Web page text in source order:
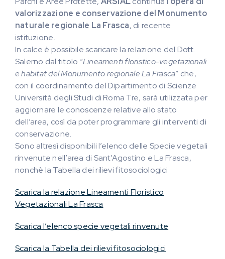
valorizzazione e conservazione del Monumento
naturale regionale La Frasca, di recente
istituzione.
In calce è possibile scaricare la relazione del Dott.
Salerno dal titolo “Lineamenti floristico-vegetazionali
e habitat del Monumento regionale La Frasca” che,
con il coordinamento del Dipartimento di Scienze
Università degli Studi di Roma Tre, sarà utilizzata per
aggiornare le conoscenze relative allo stato
dell’area, così da poter programmare gli interventi di
conservazione.
Sono altresì disponibili l’elenco delle Specie vegetali
rinvenute nell’area di Sant’Agostino e La Frasca,
nonchè la Tabella dei rilievi fitosociologici
Scarica la relazione Lineamenti Floristico
Vegetazionali La Frasca
Scarica l’elenco specie vegetali rinvenute
Scarica la Tabella dei rilievi fitosociologici